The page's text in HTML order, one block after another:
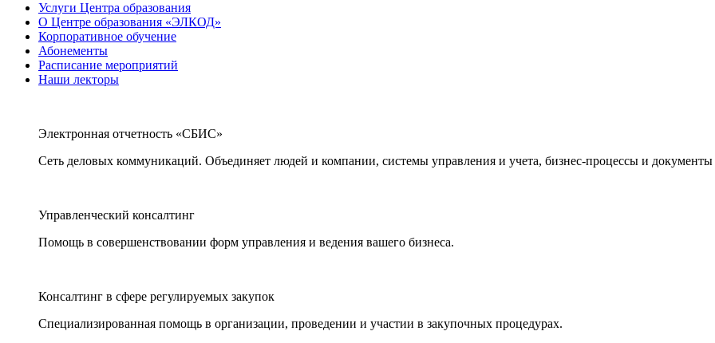
Услуги Центра образования
О Центре образования «ЭЛКОД»
Корпоративное обучение
Абонементы
Расписание мероприятий
Наши лекторы
Электронная отчетность «СБИС»
Сеть деловых коммуникаций. Объединяет людей и компании, системы управления и учета, бизнес-процессы и документы
Управленческий консалтинг
Помощь в совершенствовании форм управления и ведения вашего бизнеса.
Консалтинг в сфере регулируемых закупок
Специализированная помощь в организации, проведении и участии в закупочных процедурах.